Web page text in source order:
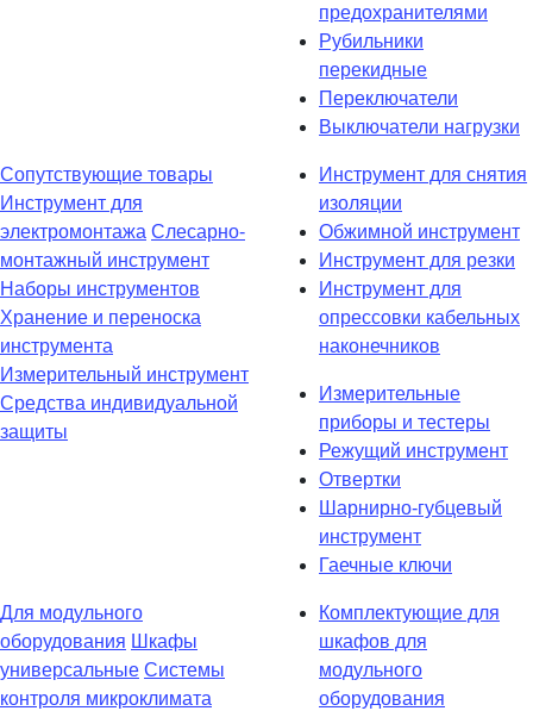
предохранителями
Рубильники
перекидные
Переключатели
Выключатели нагрузки
Сопутствующие товары
Инструмент для
электромонтажа Слесарно-
монтажный инструмент
Наборы инструментов
Хранение и переноска
инструмента
Измерительный инструмент
Средства индивидуальной
защиты
Инструмент для снятия
изоляции
Обжимной инструмент
Инструмент для резки
Инструмент для
опрессовки кабельных
наконечников
Измерительные
приборы и тестеры
Режущий инструмент
Отвертки
Шарнирно-губцевый
инструмент
Гаечные ключи
Для модульного
оборудования Шкафы
универсальные Системы
контроля микроклимата
Комплектующие для
шкафов для
модульного
оборудования